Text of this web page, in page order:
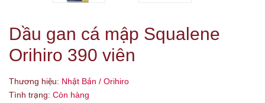
Dầu gan cá mập Squalene
Orihiro 390 viên
Thương hiệu: Nhật Bản / Orihiro
Tình trạng: Còn hàng